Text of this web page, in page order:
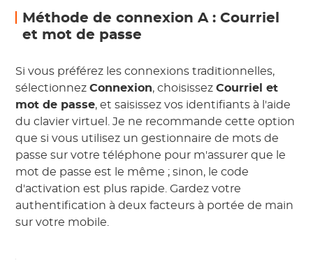
Méthode de connexion A : Courriel
et mot de passe
Si vous préférez les connexions traditionnelles,
sélectionnezConnexion, choisissezCourriel et
mot de passe, et saisissez vos identifiants à l'aide
du clavier virtuel. Je ne recommande cette option
que si vous utilisez un gestionnaire de mots de
passe sur votre téléphone pour m'assurer que le
mot de passe est le même ; sinon, le code
d'activation est plus rapide. Gardez votre
authentification à deux facteurs à portée de main
sur votre mobile.